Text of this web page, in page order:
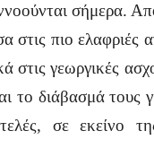
σήμερα.
πιο ελαφριές
στις γεωργικές
το διάβασμά τους
σε εκείνο